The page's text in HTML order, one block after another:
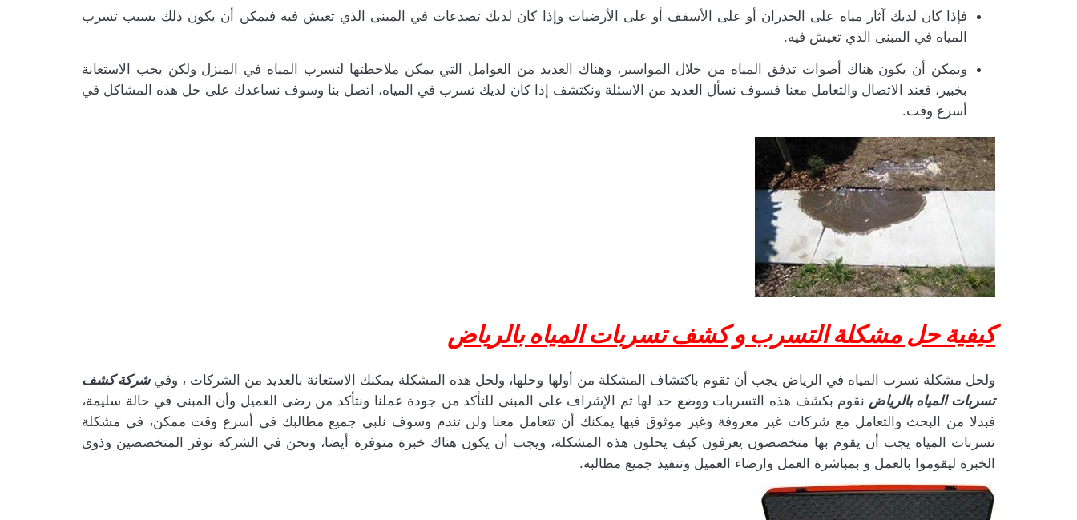
فإذا كان لديك آثار مياه على الجدران أو على الأسقف أو على الأرضيات وإذا كان لديك تصدعات في المبنى الذي تعيش فيه فيمكن أن يكون ذلك بسبب تسرب
المياه في المبنى الذي تعيش فيه.
ويمكن أن يكون هناك أصوات تدفق المياه من خلال المواسير، وهناك العديد من العوامل التي يمكن ملاحظتها لتسرب المياه في المنزل ولكن يجب الاستعانة
بخبير، فعند الاتصال والتعامل معنا فسوف نسأل العديد من الاسئلة ونكتشف إذا كان لديك تسرب في المياه، اتصل بنا وسوف نساعدك على حل هذه المشاكل في
أسرع وقت.
كيفية حل مشكلة التسرب و كشف تسربات المياه بالرياض
ولحل مشكلة تسرب المياه في الرياض يجب أن تقوم باكتشاف المشكلة من أولها وحلها، ولحل هذه المشكلة يمكنك الاستعانة بالعديد من الشركات ، وفيشركة كشف
تسربات المياه بالرياض نقوم بكشف هذه التسربات ووضع حد لها ثم الإشراف على المبنى للتأكد من جودة عملنا ونتأكد من رضى العميل وأن المبنى في حالة سليمة،
فبدلا من البحث والتعامل مع شركات غير معروفة وغير موثوق فيها يمكنك أن تتعامل معنا ولن تندم وسوف نلبي جميع مطالبك في أسرع وقت ممكن، في مشكلة
تسربات المياه يجب أن يقوم بها متخصصون يعرفون كيف يحلون هذه المشكلة، ويجب أن يكون هناك خبرة متوفرة أيضا، ونحن في الشركة نوفر المتخصصين وذوى
الخبرة ليقوموا بالعمل و بمباشرة العمل وارضاء العميل وتنفيذ جميع مطالبه.